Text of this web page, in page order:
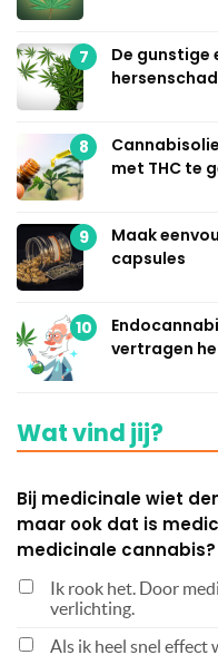
7
De gunstige
8
met THC te
9
Maak
capsules
10
vertragen
Wat vind jij?
Bij medicinale wiet
maar ook dat is
medicinale cannabis?
Ik rook het. Door
verlichting.
Als ik heel snel effect